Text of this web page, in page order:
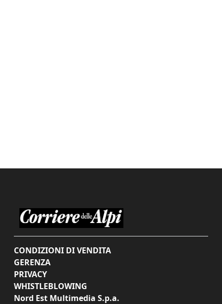
CONDIZIONI DI VENDITA
GERENZA
PRIVACY
WHISTLEBLOWING
Nord Est Multimedia S.p.a.